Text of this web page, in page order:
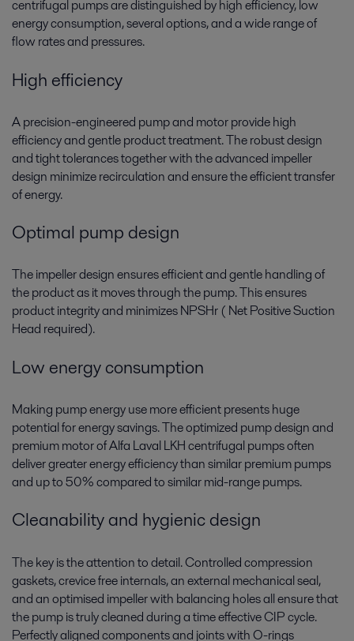
centrifugal pumps are distinguished by high efficiency, low
energy consumption, several options, and a wide range of
flow rates and pressures.
High efficiency
A precision-engineered pump and motor provide high
efficiency and gentle product treatment. The robust design
and tight tolerances together with the advanced impeller
design minimize recirculation and ensure the efficient transfer
of energy.
Optimal pump design
The impeller design ensures efficient and gentle handling of
the product as it moves through the pump. This ensures
product integrity and minimizes NPSHr ( Net Positive Suction
Head required).
Low energy consumption
Making pump energy use more efficient presents huge
potential for energy savings. The optimized pump design and
premium motor of Alfa Laval LKH centrifugal pumps often
deliver greater energy efficiency than similar premium pumps
and up to 50% compared to similar mid-range pumps.
Cleanability and hygienic design
The key is the attention to detail. Controlled compression
gaskets, crevice free internals, an external mechanical seal,
and an optimised impeller with balancing holes all ensure that
the pump is truly cleaned during a time effective CIP cycle.
Perfectly aligned components and joints with O-rings